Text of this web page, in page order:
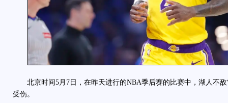
北京时间5月7日，在昨天进行的NBA季后赛的比赛中，湖人不敌
受伤。